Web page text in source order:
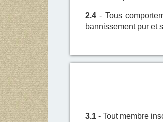
2.4 - Tous
bannissement pur et
3.1 - Tout membre